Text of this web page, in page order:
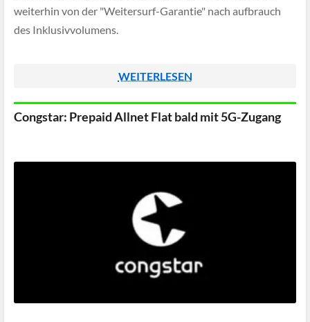
weiterhin von der "Weitersurf-Garantie" nach aufbrauch
des Inklusivvolumens.
WEITERLESEN
Congstar: Prepaid Allnet Flat bald mit 5G-Zugang